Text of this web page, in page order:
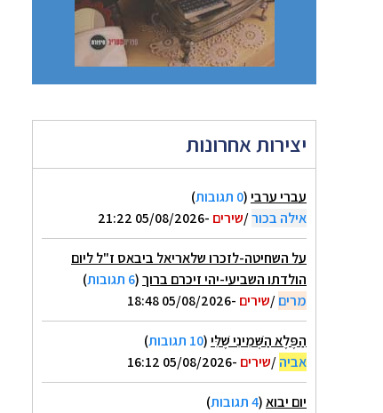
יצירות אחרונות
עברי ערבי(0 תגובות
)
אילה בכור/שירים -05/08/2026 21:22
על השחיטה-לזכרו שלאריאל ביבאס ז"ל ליום
הולדתו השביעי-יהי זיכרם ברוך(6 תגובות
)
מרים/שירים -05/08/2026 18:48
הַפֶּלֶא הַשְּׁמִינִי שֶׁלִּי(10 תגובות
)
אביה/שירים -05/08/2026 16:12
יום יבוא(4 תגובות
)